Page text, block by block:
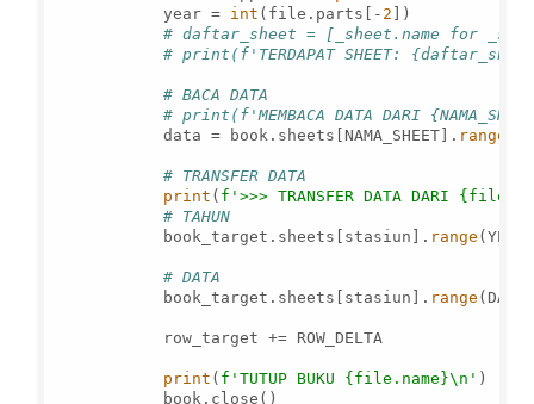
            year =
int (file.parts[- 2 ])
# daftar_sheet = [_sheet.name for
# print(f'TERDAPAT SHEET:
# BACA DATA
# print(f'MEMBACA DATA DARI
            data = book.sheets[NAMA_SHEET].
range
# TRANSFER DATA
print ( f'>>> TRANSFER DATA DARI
# TAHUN
            book_target.sheets[stasiun].
range
# DATA
            book_target.sheets[stasiun].
range
            row_target += ROW_DELTA
print ( f'TUTUP BUKU {file.name}\n' )
            book.close()